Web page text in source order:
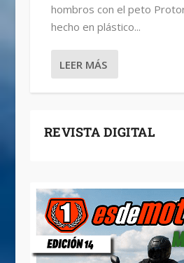
hombros con el peto
hecho en plástico...
LEER MÁS
REVISTA DIGITAL